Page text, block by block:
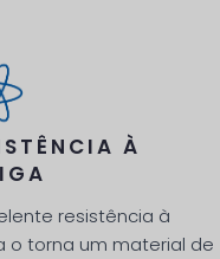
À
resistência à
o torna um material de